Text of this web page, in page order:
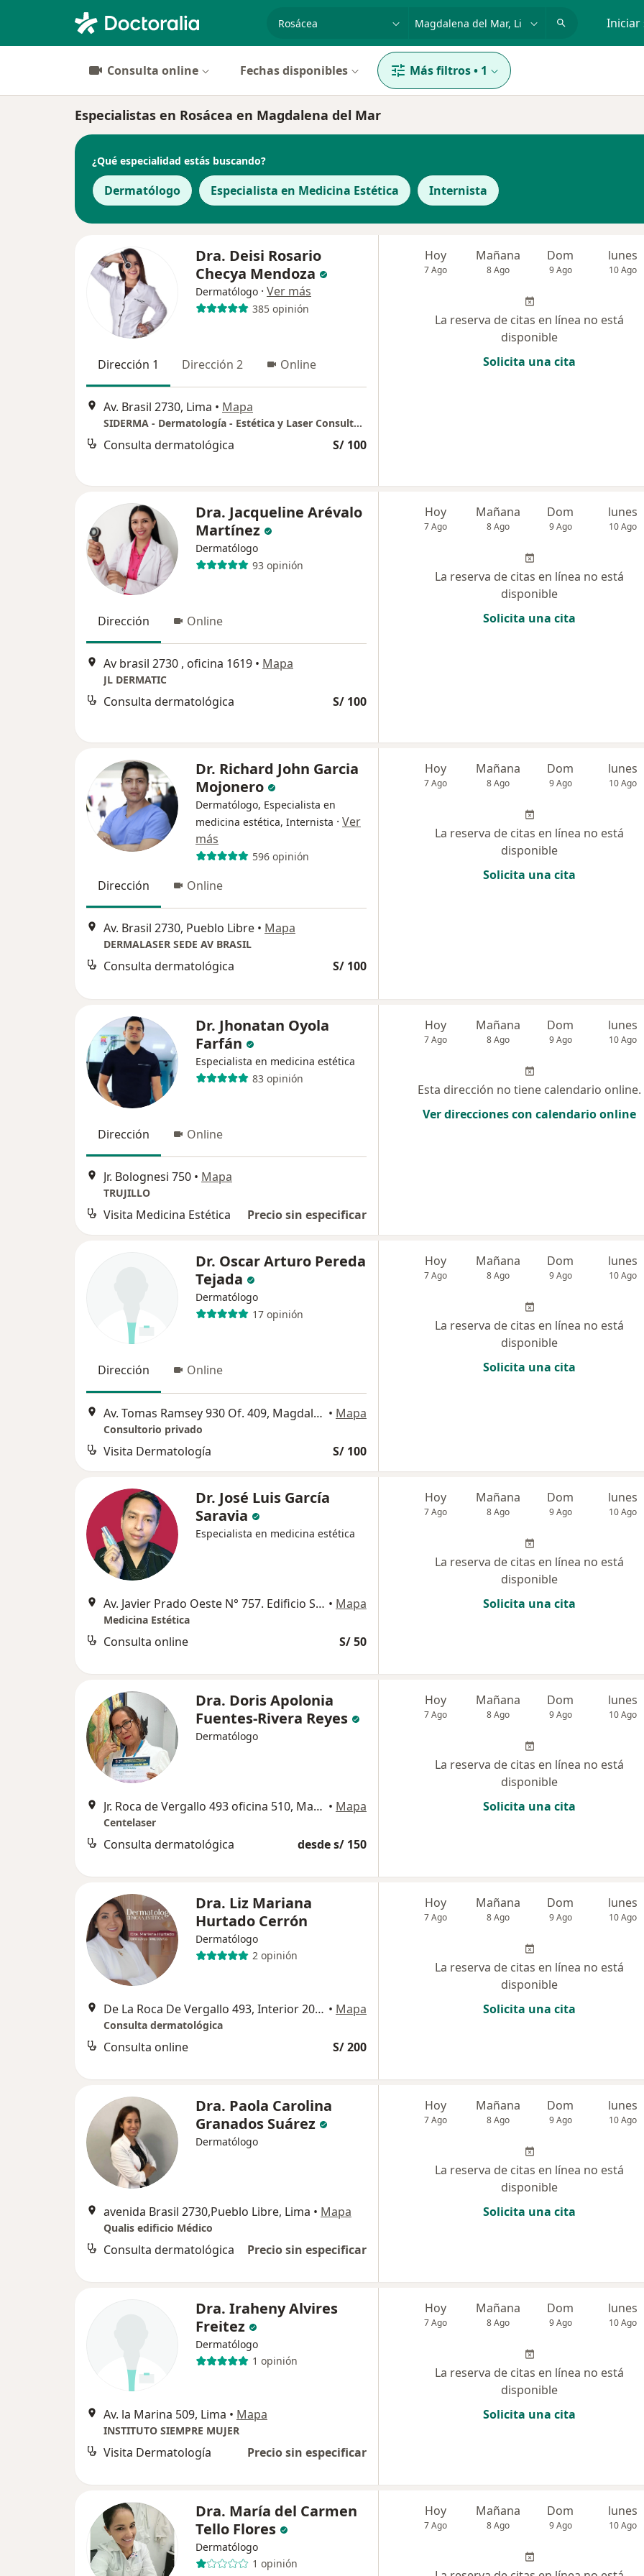
especialidad, enfermedad o nombre Iniciar
Consulta online Fechas disponibles Más filtros• 1
Especialistas en Rosácea en Magdalena del Mar
¿Qué especialidad estás buscando?
Dermatólogo Especialista en Medicina Estética Internista
Dra. Deisi Rosario
Checya Mendoza
Dermatólogo · Ver más
385 opinión
Dirección 1 Dirección 2 Online
Av. Brasil 2730, Lima • Mapa
SIDERMA - Dermatología - Estética y Laser Consultorio 1613
Consulta dermatológica S/ 100
Hoy
7 Ago
Mañana
8 Ago
Dom
9 Ago
lunes
10 Ago
La reserva de citas en línea no está
disponible
Solicita una cita
Dra. Jacqueline Arévalo
Martínez
Dermatólogo
93 opinión
Dirección Online
Av brasil 2730 , oficina 1619 • Mapa
JL DERMATIC
Consulta dermatológica S/ 100
Hoy
7 Ago
Mañana
8 Ago
Dom
9 Ago
lunes
10 Ago
La reserva de citas en línea no está
disponible
Solicita una cita
Dr. Richard John Garcia
Mojonero
Dermatólogo, Especialista en
medicina estética, Internista · Ver
más
596 opinión
Dirección Online
Av. Brasil 2730, Pueblo Libre • Mapa
DERMALASER SEDE AV BRASIL
Consulta dermatológica S/ 100
Hoy
7 Ago
Mañana
8 Ago
Dom
9 Ago
lunes
10 Ago
La reserva de citas en línea no está
disponible
Solicita una cita
Dr. Jhonatan Oyola
Farfán
Especialista en medicina estética
83 opinión
Dirección Online
Jr. Bolognesi 750 • Mapa
TRUJILLO
Visita Medicina Estética Precio sin especificar
Hoy
7 Ago
Mañana
8 Ago
Dom
9 Ago
lunes
10 Ago
Esta dirección no tiene calendario online.
Ver direcciones con calendario online
Dr. Oscar Arturo Pereda
Tejada
Dermatólogo
17 opinión
Dirección Online
Av. Tomas Ramsey 930 Of. 409, Magdalena del Mar • Mapa
Consultorio privado
Visita Dermatología S/ 100
Hoy
7 Ago
Mañana
8 Ago
Dom
9 Ago
lunes
10 Ago
La reserva de citas en línea no está
disponible
Solicita una cita
Dr. José Luis García
Saravia
Especialista en medicina estética
Av. Javier Prado Oeste N° 757. Edificio Securitas, Oficina 1302, Magdalena del Mar • Mapa
Medicina Estética
Consulta online S/ 50
Hoy
7 Ago
Mañana
8 Ago
Dom
9 Ago
lunes
10 Ago
La reserva de citas en línea no está
disponible
Solicita una cita
Dra. Doris Apolonia
Fuentes-Rivera Reyes
Dermatólogo
Jr. Roca de Vergallo 493 oficina 510, Magdalena del Mar • Mapa
Centelaser
Consulta dermatológica desde s/ 150
Hoy
7 Ago
Mañana
8 Ago
Dom
9 Ago
lunes
10 Ago
La reserva de citas en línea no está
disponible
Solicita una cita
Dra. Liz Mariana
Hurtado Cerrón
Dermatólogo
2 opinión
De La Roca De Vergallo 493, Interior 2013, Magdalena del Mar • Mapa
Consulta dermatológica
Consulta online S/ 200
Hoy
7 Ago
Mañana
8 Ago
Dom
9 Ago
lunes
10 Ago
La reserva de citas en línea no está
disponible
Solicita una cita
Dra. Paola Carolina
Granados Suárez
Dermatólogo
avenida Brasil 2730,Pueblo Libre, Lima • Mapa
Qualis edificio Médico
Consulta dermatológica Precio sin especificar
Hoy
7 Ago
Mañana
8 Ago
Dom
9 Ago
lunes
10 Ago
La reserva de citas en línea no está
disponible
Solicita una cita
Dra. Iraheny Alvires
Freitez
Dermatólogo
1 opinión
Av. la Marina 509, Lima • Mapa
INSTITUTO SIEMPRE MUJER
Visita Dermatología Precio sin especificar
Hoy
7 Ago
Mañana
8 Ago
Dom
9 Ago
lunes
10 Ago
La reserva de citas en línea no está
disponible
Solicita una cita
Dra. María del Carmen
Tello Flores
Dermatólogo
1 opinión
Hoy
7 Ago
Mañana
8 Ago
Dom
9 Ago
lunes
10 Ago